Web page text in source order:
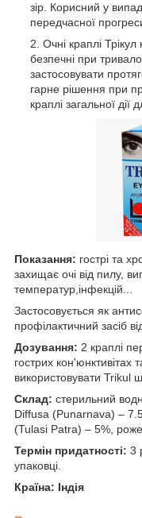
зір. Корисний у
передчасної
Очні краплі
безпечні при
застосовувати
гарне рішення при
краплі загальної дії
Показання: гострі та
захищає очі від пилу,
температур,інфекцій...
Застосовується як
профілактичний засіб
Дозування: 2 краплі
гострих кон'юнктивітах
використовувати Trikul
Склад: стерильний
Diffusa (Punarnava) –
(Tulasi Patra) – 5%,
Термін придатності: 3
упаковці.
Країна: Індія